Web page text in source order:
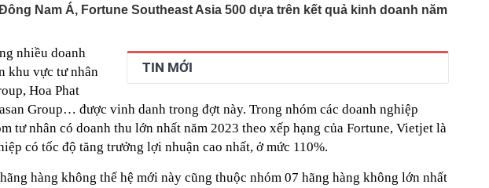
11:50
Bão Dolphin quần thảo Nhật Bản khiến 6 người bị thương, giao thông
11:40
Nhà máy lọc dầu doanh thu hơn 100.000 tỷ của Việt Nam lần đầu tiên
xuất bán một loại nhiên liệu mới
11:38
Rắn rất sợ 5 mùi này
11:34
ty mẹ sắp chi gần 368 tỷ đồng trả cổ tức trong tháng 8
11:25
10 mỹ nhân mặc sườn xám đẹp nhất Trung Quốc: Vương Sở Nhiên bét
bảng, hạng 1 đẹp hơn cả Lưu Diệc Phi
đồng vào lúc 16 giờ
Nam Á, Fortune Southeast Asia 500 dựa trên kết quả kinh doanh năm
TIN MỚI
nhiều doanh
khu vực tư nhân
Hoa Phat
Group… được vinh danh trong đợt này. Trong nhóm các doanh nghiệp
tư nhân có doanh thu lớn nhất năm 2023 theo xếp hạng của Fortune, Vietjet là
có tốc độ tăng trưởng lợi nhuận cao nhất, ở mức 110%.
hàng không thế hệ mới này cũng thuộc nhóm 07 hãng hàng không lớn nhất